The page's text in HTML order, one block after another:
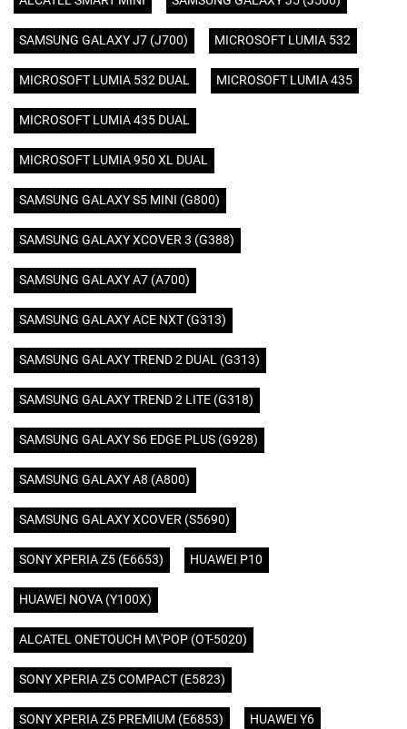
SAMSUNG GALAXY J7 (J700) MICROSOFT LUMIA 532
MICROSOFT LUMIA 532 DUAL MICROSOFT LUMIA 435
MICROSOFT LUMIA 435 DUAL
MICROSOFT LUMIA 950 XL DUAL
SAMSUNG GALAXY S5 MINI (G800)
SAMSUNG GALAXY XCOVER 3 (G388)
SAMSUNG GALAXY A7 (A700)
SAMSUNG GALAXY ACE NXT (G313)
SAMSUNG GALAXY TREND 2 DUAL (G313)
SAMSUNG GALAXY TREND 2 LITE (G318)
SAMSUNG GALAXY S6 EDGE PLUS (G928)
SAMSUNG GALAXY A8 (A800)
SAMSUNG GALAXY XCOVER (S5690)
SONY XPERIA Z5 (E6653) HUAWEI P10
HUAWEI NOVA (Y100X)
ALCATEL ONETOUCH M\'POP (OT-5020)
SONY XPERIA Z5 COMPACT (E5823)
SONY XPERIA Z5 PREMIUM (E6853) HUAWEI Y6